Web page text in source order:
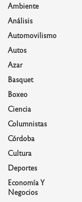
Ambiente
Análisis
Automovilismo
Autos
Azar
Basquet
Boxeo
Ciencia
Columnistas
Córdoba
Cultura
Deportes
Economía Y
Negocios